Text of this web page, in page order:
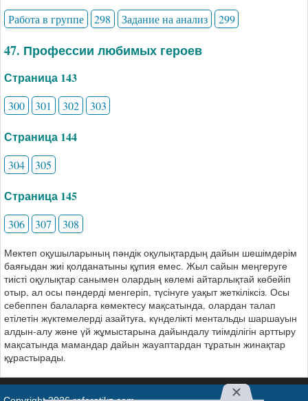
Работа в группе 298 Задание на анализ 299
47. Профессии любимых героев
Страница 143
300 301 302 303
Страница 144
304 305
Страница 145
306 307 308
Мектеп оқушыларының пәндік оқулықтардың дайын шешімдерім
баяғыдан жиі қолданатыны құпия емес. Жыл сайын меңгеруге
тиісті оқулықтар санымен олардың көлемі айтарлықтай көбейіп
отыр, ал осы пәндерді менгеріп, түсінуге уақыт жеткіліксіз. Осы
себеппен балаларға көмектесу мақсатында, олардан талап
етілетін жүктемелерді азайтуға, күнделікті ментальды шаршауын
алдын-алу және үй жұмыстарына дайындалу тиімділігін арттыру
мақсатында мамандар дайын жауаптардан тұратын жинақтар
құрастырады.